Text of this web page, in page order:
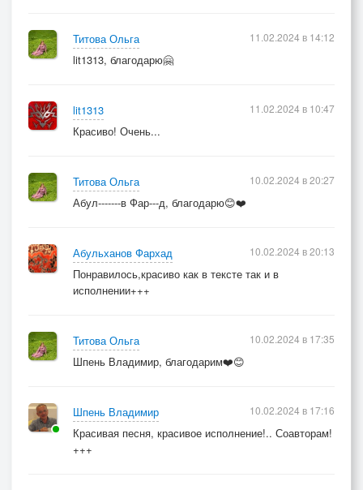
Титова Ольга
lit1313, благодарю🤗
11.02.2024 в 14:12
lit1313
Красиво! Очень...
11.02.2024 в 10:47
Титова Ольга
Абул-------в Фар---д, благодарю😊❤️
10.02.2024 в 20:27
Абульханов Фархад
Понравилось,красиво как в тексте так и в
исполнении+++
10.02.2024 в 20:13
Титова Ольга
Шпень Владимир, благодарим❤️😊
10.02.2024 в 17:35
Шпень Владимир
Красивая песня, красивое исполнение!.. Соавторам!
+++
10.02.2024 в 17:16